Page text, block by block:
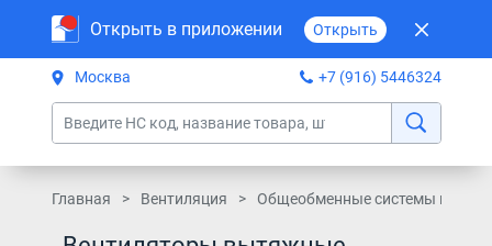
Открыть в приложении Открыть
Москва +7 (916) 5446324
Главная Вентиляция Общеобменные системы